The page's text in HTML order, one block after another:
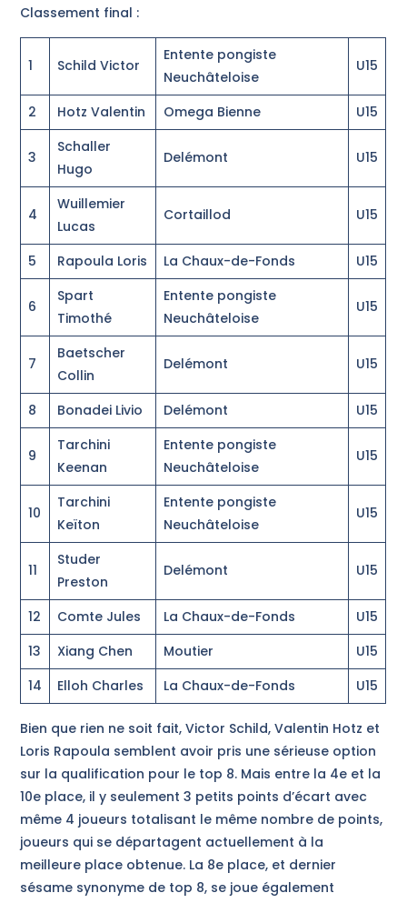
Classement final :
1 Schild Victor
Entente pongiste
Neuchâteloise
U15
2 Hotz Valentin Omega Bienne U15
3
Schaller
Hugo
Delémont U15
4
Wuillemier
Lucas
Cortaillod U15
5 Rapoula Loris La Chaux-de-Fonds U15
6
Spart
Timothé
Entente pongiste
Neuchâteloise
U15
7
Baetscher
Collin
Delémont U15
8 Bonadei Livio Delémont U15
9
Tarchini
Keenan
Entente pongiste
Neuchâteloise
U15
10
Tarchini
Keïton
Entente pongiste
Neuchâteloise
U15
11
Studer
Preston
Delémont U15
12 Comte Jules La Chaux-de-Fonds
U15
13
Xiang Chen Moutier
U15
14
Elloh Charles La Chaux-de-Fonds U15
Bien que rien ne soit fait, Victor Schild, Valentin Hotz et
Loris Rapoula semblent avoir pris une sérieuse option
sur la qualification pour le top 8. Mais entre la 4e et la
10e place, il y seulement 3 petits points d’écart avec
même 4 joueurs totalisant le même nombre de points,
joueurs qui se départagent actuellement à la
meilleure place obtenue. La 8e place, et dernier
sésame synonyme de top 8, se joue également